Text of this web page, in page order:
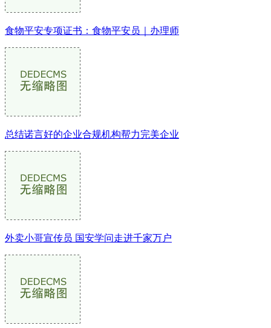
食物平安专项证书：食物平安员｜办理师
总结诺言好的企业合规机构帮力完美企业
外卖小哥宣传员 国安学问走进千家万户